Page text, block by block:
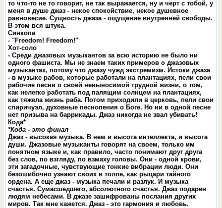
то что-то не то говорит, не так выражается, ну и черт с тобой, у
меня в душе джаз - некое спокойствие, некое душевное
равновесие. Сущность джаза - ощущение внутренней свободы.
В этом вся штука.
Синкопа
- "Freedom! Freedom!"
Хот-соло
- Среди джазовых музыкантов за всю историю не было ни
одного фашиста. Мы не знаем таких примеров о джазовых
музыкантах, потому что джазу чужд экстремизм. Истоки джаза
- в музыке рабов, которые работали на плантациях, пели свои
рабочие песни о своей невыносимой трудной жизни, о том,
как нелегко работать под палящим солнцем на плантациях,
как тяжела жизнь раба. Потом приходили в церковь, пели свои
спиричуэл, духовные песнопения о Боге. Но ни в одной песне
нет призыва на баррикады. Джаз никогда не звал убивать!
Кода*
*Кода - это финал
Джаз - высокая музыка. В нем и высота интеллекта, и высота
души. Джазовые музыканты говорят на своем, только им
понятном языке и, как правило, часто понимают друг друга
без слов, по взгляду, по взмаху головы. Они - одной крови,
эти загадочные, чувствующие тонкие вибрации люди. Они
безошибочно узнают своих в толпе, как рыцари тайного
ордена. А еще джаз - музыка печали и разлук. И музыка
счастья. Сумасшедшего, абсолютного счастья. Джаз подарен
людям небесами. В джазе зашифрованы послания других
миров. Так мне кажется. Джаз - это гармония и любовь.